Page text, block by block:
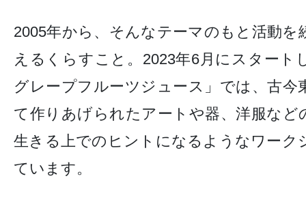
2005年から、そんなテーマのもと活動を
えるくらすこと。2023年6月にスタート
グレープフルーツジュース」では、古今
て作りあげられたアートや器、洋服など
生きる上でのヒントになるようなワーク
ています。